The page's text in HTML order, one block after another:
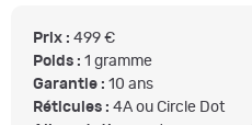
Prix : 499 €
Poids : 1 gramme
Garantie : 10 ans
Réticules : 4A ou Circle Dot